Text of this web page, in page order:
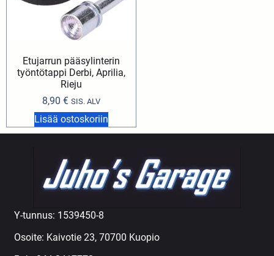
Etujarrun pääsylinterin
työntötappi Derbi, Aprilia,
Rieju
8,90 € SIS. ALV
Lisää ostoskoriin
Y-tunnus: 1539450-8
Osoite: Kaivotie 23, 70700 Kuopio